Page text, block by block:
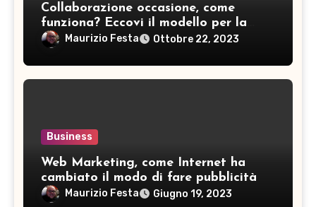
Collaborazione occasione, come
funziona? Eccovi il modello per la
ritenuta d’acconto
Maurizio Festa Ottobre 22, 2023
Business
Web Marketing, come Internet ha
cambiato il modo di fare pubblicità
Maurizio Festa Giugno 19, 2023